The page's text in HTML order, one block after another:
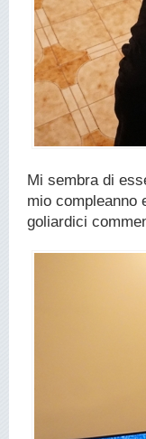
Mi sembra di
mio compleanno
goliardici